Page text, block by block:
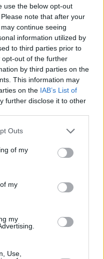
use the below opt-out
note that after your
continue seeing
information utilized by
to third parties prior to
out of the further
by third parties on the
This information may
on the IAB’s List of
further disclose it to other
one or more Google
You may click to
its third-party tags to
in below Google
Outs
of my
my
my
Use,
ζωής - Μειώνει
και θετικούς
να πάρουμε το